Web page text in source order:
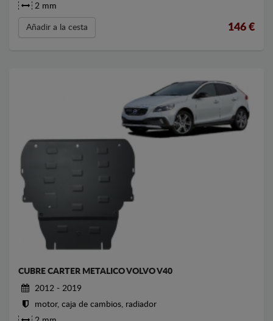
2 mm
Añadir a la cesta 146 €
CUBRE CARTER METALICO VOLVO V40
2012 - 2019
motor, caja de cambios, radiador